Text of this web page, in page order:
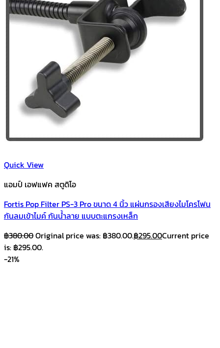
Quick View
แอมป์ เอฟแฟค สตูดิโอ
Fortis Pop Filter PS-3 Pro ขนาด 4 นิ้ว แผ่นกรองเสียงไมโครโฟน
กันลมเข้าไมค์ กันน้ำลาย แบบตะแกรงเหล็ก
฿380.00Original price was: ฿380.00.฿295.00Current price
is: ฿295.00.
-21%